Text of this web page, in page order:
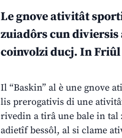
Le gnove ativitât
zuiadôrs cun
coinvolzi ducj. In
Il “Baskin” al è une gnove
lis prerogativis di une
rivedin a tirâ une bale in tal
adietîf bessôl, al si clame